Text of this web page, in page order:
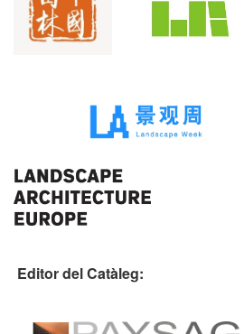
Editor del Catàleg: